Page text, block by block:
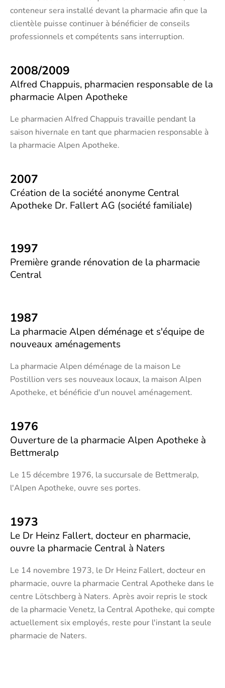
conteneur sera installé devant la pharmacie afin que la
clientèle puisse continuer à bénéficier de conseils
professionnels et compétents sans interruption.
2008/2009
Alfred Chappuis, pharmacien responsable de la
pharmacie Alpen Apotheke
Le pharmacien Alfred Chappuis travaille pendant la
saison hivernale en tant que pharmacien responsable à
la pharmacie Alpen Apotheke.
2007
Création de la société anonyme Central
Apotheke Dr. Fallert AG (société familiale)
1997
Première grande rénovation de la pharmacie
Central
1987
La pharmacie Alpen déménage et s'équipe de
nouveaux aménagements
La pharmacie Alpen déménage de la maison Le
Postillion vers ses nouveaux locaux, la maison Alpen
Apotheke, et bénéficie d'un nouvel aménagement.
1976
Ouverture de la pharmacie Alpen Apotheke à
Bettmeralp
Le 15 décembre 1976, la succursale de Bettmeralp,
l'Alpen Apotheke, ouvre ses portes.
1973
Le Dr Heinz Fallert, docteur en pharmacie,
ouvre la pharmacie Central à Naters
Le 14 novembre 1973, le Dr Heinz Fallert, docteur en
pharmacie, ouvre la pharmacie Central Apotheke dans le
centre Lötschberg à Naters. Après avoir repris le stock
de la pharmacie Venetz, la Central Apotheke, qui compte
actuellement six employés, reste pour l'instant la seule
pharmacie de Naters.